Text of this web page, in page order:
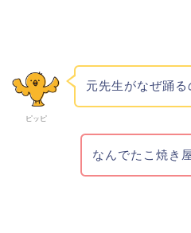
ピッピ
元先生がなぜ踊る
なんでたこ焼き